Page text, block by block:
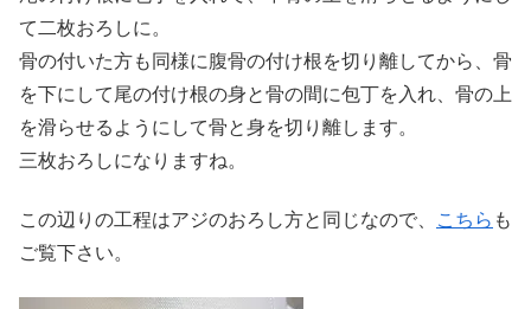
て二枚おろしに。
骨の付いた方も同様に腹骨の付け根を切り離してから、骨
を下にして尾の付け根の身と骨の間に包丁を入れ、骨の上
を滑らせるようにして骨と身を切り離します。
三枚おろしになりますね。
この辺りの工程はアジのおろし方と同じなので、 こちら も
ご覧下さい。